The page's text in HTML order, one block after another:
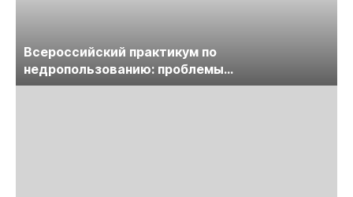
Всероссийский практикум по
недропользованию: проблемы
лицензирования, цифровизации, экспертизы